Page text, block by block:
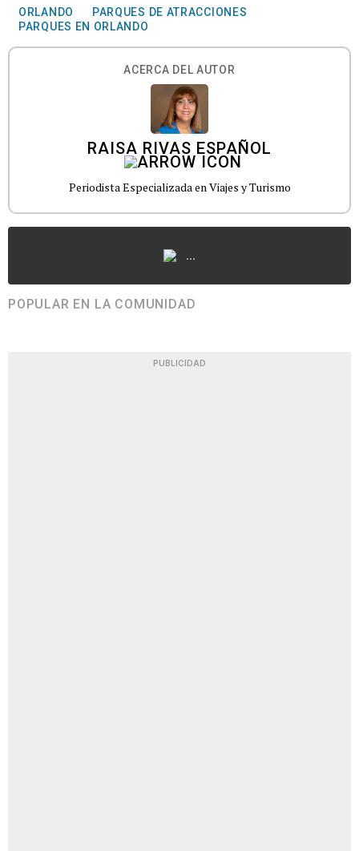
ORLANDO
PARQUES DE ATRACCIONES
PARQUES EN ORLANDO
ACERCA DEL AUTOR
RAISA RIVAS ESPAÑOL
Periodista Especializada en Viajes y Turismo
...
POPULAR EN LA COMUNIDAD
PUBLICIDAD